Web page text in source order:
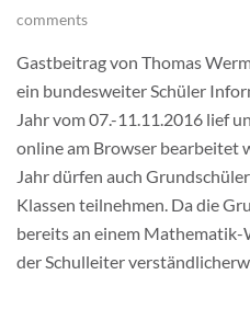
comments
Gastbeitrag von Thomas
ein bundesweiter Schüler
Jahr vom 07.-11.11.2016 lief
online am Browser bearbeitet
Jahr dürfen auch
Klassen teilnehmen. Da die
bereits an einem
der Schulleiter